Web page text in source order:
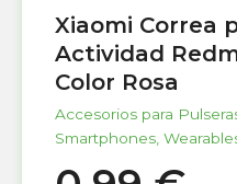
Xiaomi Correa
Actividad
Color Rosa
Accesorios para
Smartphones